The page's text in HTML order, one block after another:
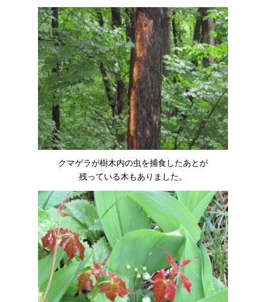
クマゲラが樹木内の虫を捕食したあとが
残っている木もありました。